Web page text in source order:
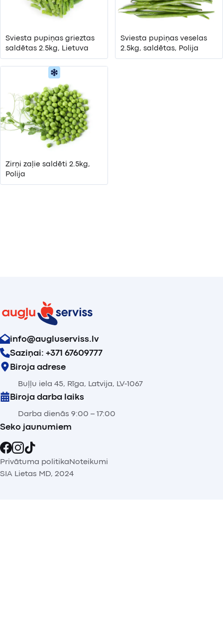
Sviesta pupiņas grieztas
saldētas 2.5kg, Lietuva
Sviesta pupiņas veselas
2.5kg, saldētas, Polija
Zirņi zaļie saldēti 2.5kg,
Polija
info@augluserviss.lv
Saziņai: +371 67609777
Biroja adrese
Buļļu iela 45, Rīga, Latvija, LV-1067
Biroja darba laiks
Darba dienās 9:00 – 17:00
Seko jaunumiem
Privātuma politikaNoteikumi
SIA Lietas MD, 2024